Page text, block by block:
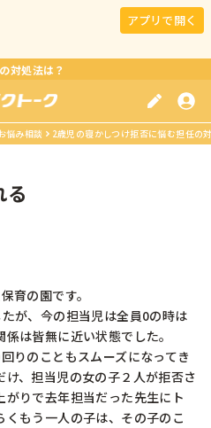
アプリで開く
対処法は？
悩み相談 2歳児の寝かしつけ拒否に悩む担任の
育の園です。
が、今の担当児は全員0の時は
は皆無に近い状態でした。
りのこともスムーズになってき
、担当児の女の子２人が拒否さ
りで去年担当だった先生にト
くもう一人の子は、その子のこ